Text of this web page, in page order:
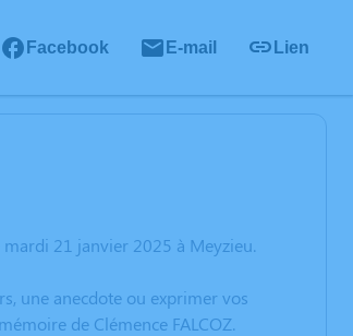
Facebook E-mail Lien
mardi 21 janvier 2025 à Meyzieu.
une anecdote ou exprimer vos
de Clémence FALCOZ.